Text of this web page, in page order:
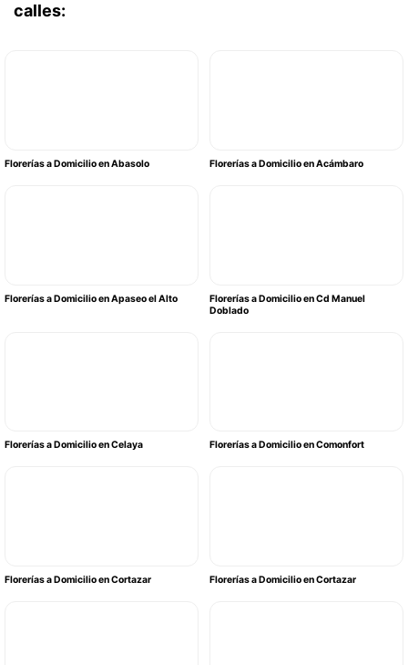
calles:
Florerías a Domicilio en Abasolo Florerías a Domicilio en Acámbaro
Florerías a Domicilio en Apaseo el Alto
Florerías a Domicilio en Cd Manuel
Doblado
Florerías a Domicilio en Celaya Florerías a Domicilio en Comonfort
Florerías a Domicilio en Cortazar Florerías a Domicilio en Cortazar